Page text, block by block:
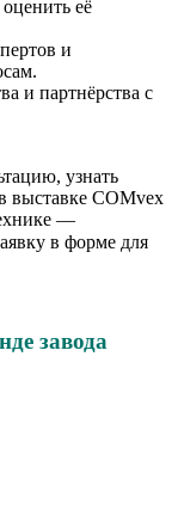
её
и
и партнёрства с
узнать
выставке COMvex
—
в форме для
завода